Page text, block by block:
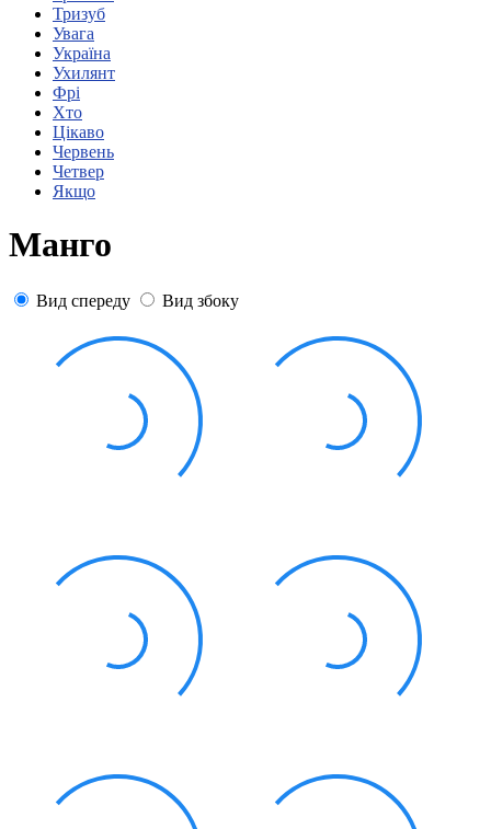
Статут УТОГ
Нормативна база УТОГ
Конвенція ООН
Законодавство
Міжнародні документи
Тризуб
Увага
Україна
Ухилянт
Фрі
Хто
Цікаво
Червень
Четвер
Якщо
Манго
Вид спереду Вид збоку